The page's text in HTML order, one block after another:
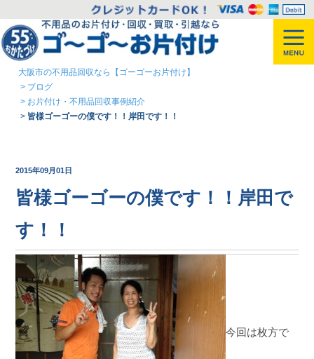
大阪市の不用品回収なら【ゴーゴーお片付け】
> ブログ
> お片付け・不用品回収事例紹介
> 皆様ゴーゴーの僕です！！岸田です！！
2015年09月01日
皆様ゴーゴーの僕です！！岸田で
す！！
今回は枚方で